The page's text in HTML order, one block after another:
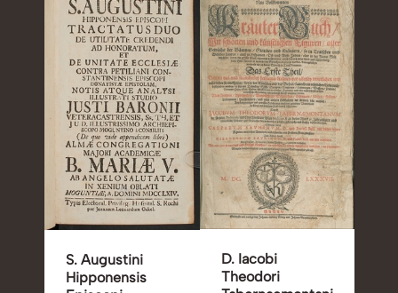
S. Augustini
Hipponensis
D. Iacobi
Theodori